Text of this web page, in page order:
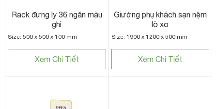
Rack đựng ly 36 ngăn màu
ghi
Size: 500 x 500 x 100 mm
Xem Chi Tiết
Giường phụ khách sạn nệm
lò xo
Size: 1900 x 1200 x 500 mm
Xem Chi Tiết